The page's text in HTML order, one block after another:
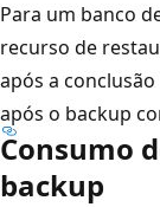
Para um banco
recurso de
após a
após o backup
Consumo
backup